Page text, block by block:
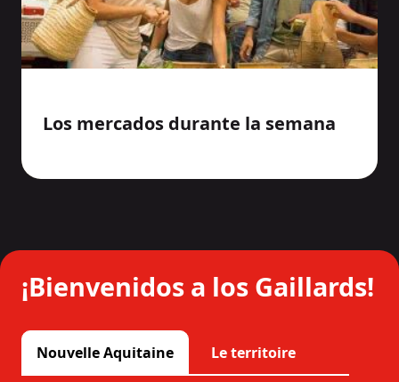
Los mercados durante la semana
¡Bienvenidos a los Gaillards!
Nouvelle Aquitaine Le territoire